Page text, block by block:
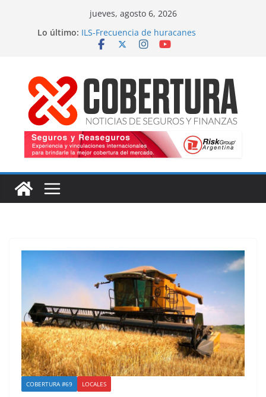
jueves, agosto 6, 2026
Lo último: ILS-Frecuencia de huracanes
Seguro marítimo-Presiones cruzadas
Fitch-Impulso a la innovación
COBERTURA #69 LOCALES